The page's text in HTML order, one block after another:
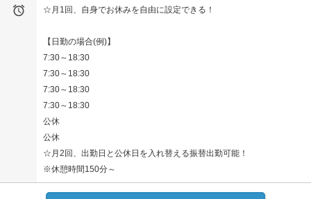

☆月1回、自身でお休みを自由に設定できる！
【日勤の場合(例)】
7:30～18:30
7:30～18:30
7:30～18:30
7:30～18:30
公休
公休
☆月2回、出勤日と公休日を入れ替える振替出勤可能！
※休憩時間150分～